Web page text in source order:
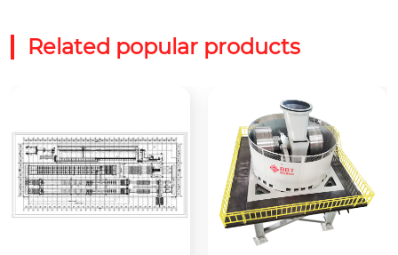
Related popular products